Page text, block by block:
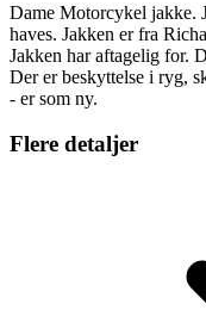
Dame Motorcykel jakke.
haves. Jakken er fra
Jakken har aftagelig for.
Der er beskyttelse i ryg,
- er som ny.
Flere detaljer